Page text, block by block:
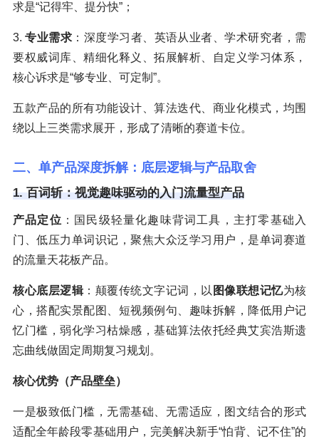
求是“记得牢、提分快”；
3.专业需求 ：深度学习者、英语从业者、学术研究者，需
要权威词库、精细化释义、拓展解析、自定义学习体系，
核心诉求是“够专业、可定制”。
五款产品的所有功能设计、算法迭代、商业化模式，均围
绕以上三类需求展开，形成了清晰的赛道卡位。
二、单产品深度拆解：底层逻辑与产品取舍
1. 百词斩：视觉趣味驱动的入门流量型产品
产品定位 ：国民级轻量化趣味背词工具，主打零基础入
门、低压力单词识记，聚焦大众泛学习用户，是单词赛道
的流量天花板产品。
核心底层逻辑：颠覆传统文字记词，以 图像联想记忆为核
心，搭配实景配图、短视频例句、趣味拆解，降低用户记
忆门槛，弱化学习枯燥感，基础算法依托经典艾宾浩斯遗
忘曲线做固定周期复习规划。
核心优势（产品壁垒）
一是极致低门槛，无需基础、无需适应，图文结合的形式
适配全年龄段零基础用户，完美解决新手“怕背、记不住”的